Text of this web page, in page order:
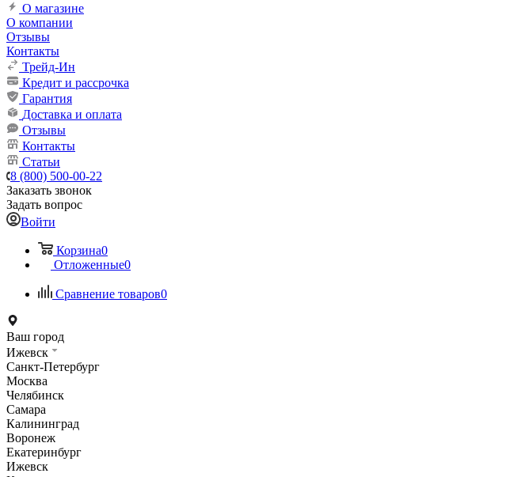
О магазине
О компании
Отзывы
Контакты
Трейд-Ин
Кредит и рассрочка
Гарантия
Доставка и оплата
Отзывы
Контакты
Статьи
8 (800) 500-00-22
Заказать звонок
Задать вопрос
Войти
Корзина0
Отложенные0
Сравнение товаров0
Ваш город
Ижевск
Санкт-Петербург
Москва
Челябинск
Самара
Калининград
Воронеж
Екатеринбург
Ижевск